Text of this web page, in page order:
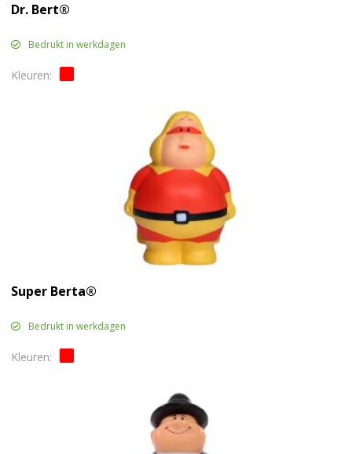
Dr. Bert®
Bedrukt in werkdagen
Super Berta®
Bedrukt in werkdagen